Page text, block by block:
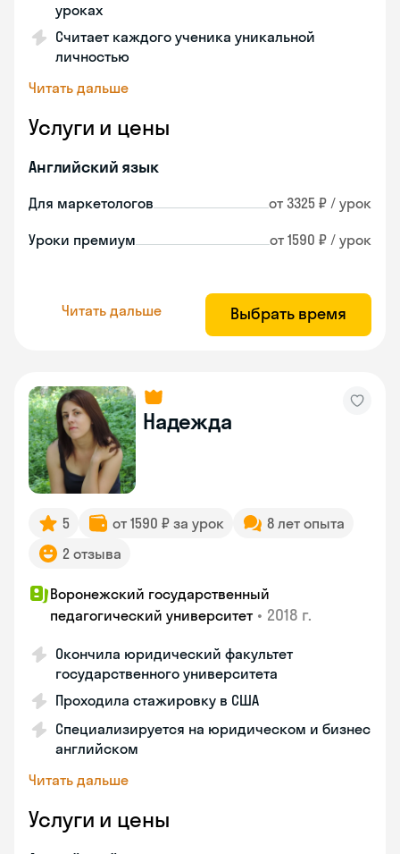
уроках
Считает каждого ученика уникальной
личностью
Читать дальше
Услуги и цены
Английский язык
Для маркетологов от 3325 ₽ / урок
Уроки премиум от 1590 ₽ / урок
Читать дальше Выбрать время
Надежда
5 от 1590 ₽ за урок
8 лет опыта
2 отзыва
Воронежский государственный
педагогический университет • 2018 г.
Окончила юридический факультет
государственного университета
Проходила стажировку в США
Специализируется на юридическом и бизнес
английском
Читать дальше
Услуги и цены